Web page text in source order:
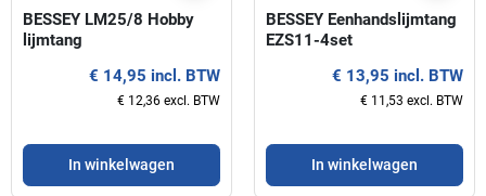
BESSEY LM25/8 Hobby
lijmtang
€ 14,95 incl. BTW
€ 12,36 excl. BTW
In winkelwagen
BESSEY Eenhandslijmtang
EZS11-4set
€ 13,95 incl. BTW
€ 11,53 excl. BTW
In winkelwagen